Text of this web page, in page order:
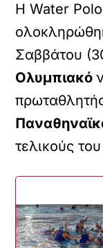
Η Water
Σαββάτου
Ολυμπιακό
τελικούς